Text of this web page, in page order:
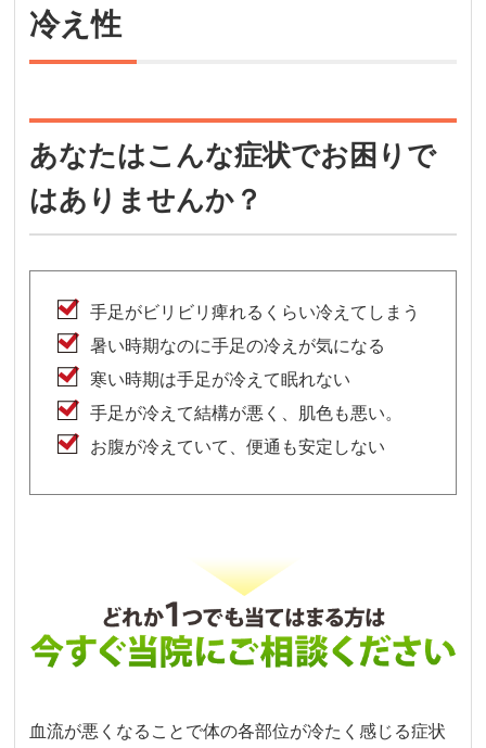
冷え性
あなたはこんな症状でお困りで
はありませんか？
手足がビリビリ痺れるくらい冷えてしまう
暑い時期なのに手足の冷えが気になる
寒い時期は手足が冷えて眠れない
手足が冷えて結構が悪く、肌色も悪い。
お腹が冷えていて、便通も安定しない
血流が悪くなることで体の各部位が冷たく感じる症状